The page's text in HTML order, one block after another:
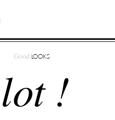
Good LOOKS
!